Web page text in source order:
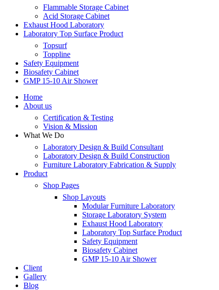
Flammable Storage Cabinet
Acid Storage Cabinet
Exhaust Hood Laboratory
Laboratory Top Surface Product
Topsurf
Toppline
Safety Equipment
Biosafety Cabinet
GMP 15-10 Air Shower
Home
About us
Certification & Testing
Vision & Mission
What We Do
Laboratory Design & Build Consultant
Laboratory Design & Build Construction
Furniture Laboratory Fabrication & Supply
Product
Shop Pages
Shop Layouts
Modular Furniture Laboratory
Storage Laboratory System
Exhaust Hood Laboratory
Laboratory Top Surface Product
Safety Equipment
Biosafety Cabinet
GMP 15-10 Air Shower
Client
Gallery
Blog